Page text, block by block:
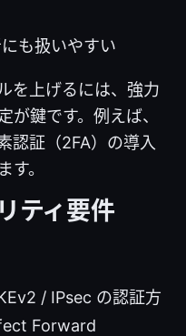
も扱いやすい
を上げるには、強力
が鍵です。例えば、
認証（2FA）の導入
す。
ティ要件
/ IPsec の認証方
Forward